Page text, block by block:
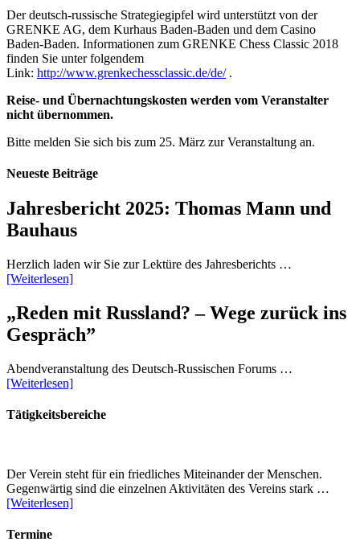
Der deutsch-russische Strategiegipfel wird unterstützt von der
GRENKE AG, dem Kurhaus Baden-Baden und dem Casino
Baden-Baden. Informationen zum GRENKE Chess Classic 2018
finden Sie unter folgendem
Link: http://www.grenkechessclassic.de/de/.
Reise- und Übernachtungskosten werden vom Veranstalter
nicht übernommen.
Bitte melden Sie sich bis zum 25. März zur Veranstaltung an.
Neueste Beiträge
Jahresbericht 2025: Thomas Mann und
Bauhaus
Herzlich laden wir Sie zur Lektüre des Jahresberichts …
[Weiterlesen]
„Reden mit Russland? – Wege zurück ins
Gespräch”
Abendveranstaltung des Deutsch-Russischen Forums …
[Weiterlesen]
Tätigkeitsbereiche
Der Verein steht für ein friedliches Miteinander der Menschen.
Gegenwärtig sind die einzelnen Aktivitäten des Vereins stark …
[Weiterlesen]
Termine